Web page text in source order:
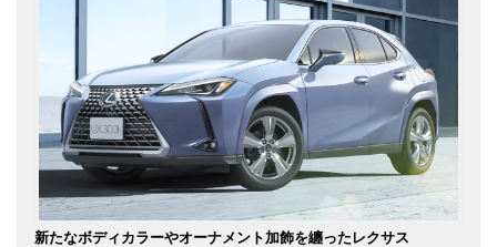
新たなボディカラーやオーナメント加飾を纏ったレクサス